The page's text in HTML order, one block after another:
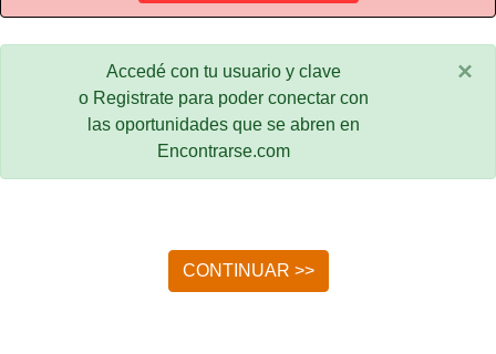
Accedé con tu usuario y clave
o Registrate para poder conectar con
las oportunidades que se abren en
Encontrarse.com
×
CONTINUAR >>